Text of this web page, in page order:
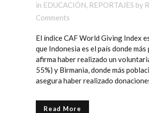
in EDUCACIÓN, REPORTAJES by
Comments
El índice CAF World Giving Index
que Indonesia es el país donde más
afirma haber realizado un
55%) y Birmania, donde más
asegura haber realizado
Read More